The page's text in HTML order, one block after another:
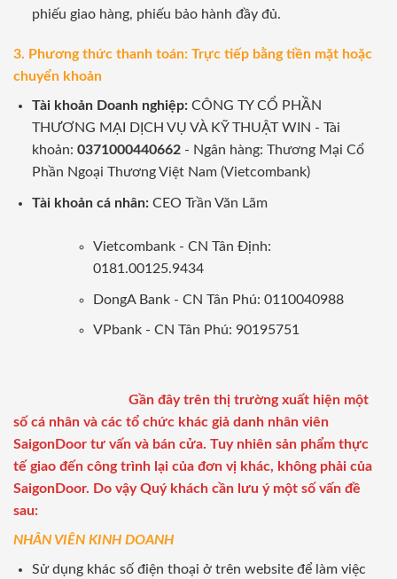
phiếu giao hàng, phiếu bảo hành đầy đủ.
3. Phương thức thanh toán: Trực tiếp bằng tiền mặt hoặc
chuyển khoản
Tài khoản Doanh nghiệp:CÔNG TY CỔ PHẦN
THƯƠNG MẠI DỊCH VỤ VÀ KỸ THUẬT WIN - Tài
khoản: 0371000440662- Ngân hàng: Thương Mại Cổ
Phần Ngoại Thương Việt Nam (Vietcombank)
Tài khoản cá nhân: CEO Trần Văn Lãm
Vietcombank - CN Tân Định:
0181.00125.9434
DongA Bank - CN Tân Phú: 0110040988
VPbank - CN Tân Phú: 90195751
Gần đây trên thị trường xuất hiện một
số cá nhân và các tổ chức khác giả danh nhân viên
SaigonDoor tư vấn và bán cửa. Tuy nhiên sản phẩm thực
tế giao đến công trình lại của đơn vị khác, không phải của
SaigonDoor. Do vậy Quý khách cần lưu ý một số vấn đề
sau:
NHÂN VIÊN KINH DOANH
Sử dụng khác số điện thoại ở trên website để làm việc